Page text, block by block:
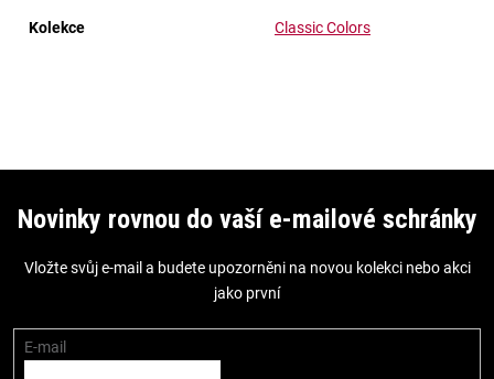
Kolekce Classic Colors
Novinky rovnou do vaší e-mailové schránky
Vložte svůj e-mail a budete upozorněni na novou kolekci nebo akci
jako první
E-mail